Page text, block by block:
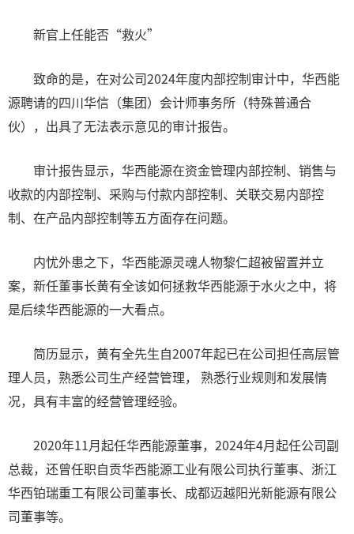
新官上任能否“救火”
致命的是，在对公司2024年度内部控制审计中，华西能
源聘请的四川华信（集团）会计师事务所（特殊普通合
伙），出具了无法表示意见的审计报告。
审计报告显示，华西能源在资金管理内部控制、销售与
收款的内部控制、采购与付款内部控制、关联交易内部控
制、在产品内部控制等五方面存在问题。
内忧外患之下，华西能源灵魂人物黎仁超被留置并立
案，新任董事长黄有全该如何拯救华西能源于水火之中，将
是后续华西能源的一大看点。
简历显示，黄有全先生自2007年起已在公司担任高层管
理人员，熟悉公司生产经营管理， 熟悉行业规则和发展情
况，具有丰富的经营管理经验。
2020年11月起任华西能源董事，2024年4月起任公司副
总裁，还曾任职自贡华西能源工业有限公司执行董事、浙江
华西铂瑞重工有限公司董事长、成都迈越阳光新能源有限公
司董事等。